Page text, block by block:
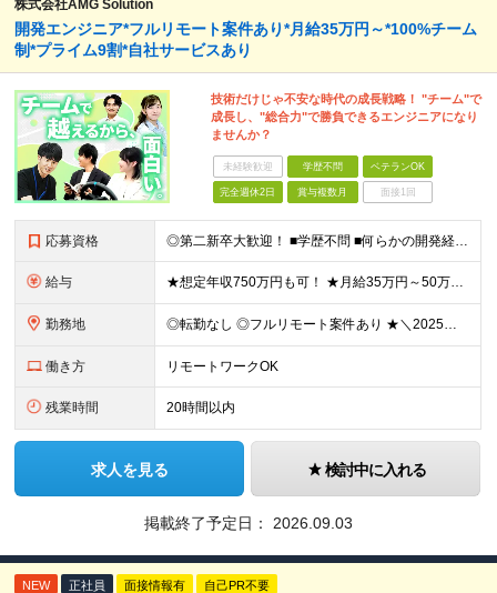
株式会社AMG Solution
開発エンジニア*フルリモート案件あり*月給35万円～*100%チーム
制*プライム9割*自社サービスあり
技術だけじゃ不安な時代の成長戦略！ "チーム"で
成長し、"総合力"で勝負できるエンジニアになり
ませんか？
未経験歓迎 学歴不問 ベテランOK
完全週休2日 賞与複数月 面接1回
応募資格 ◎第二新卒大歓迎！ ■学歴不問 ■何らかの開発経験またはプログラミングや保守・運用のご経験 ※言語や経験年数は不問 ＜こんな方にピッタリです＞ □ 上流のスキルを身につけたい □ 技術以外のスキルを
給与 ★想定年収750万円も可！ ★月給35万円～50万円＋賞与年2回（賞与昨年実績3.2ヶ月）＋各種手当＋住宅手当あり(最大1万5千円) ※経験やスキルを考慮して決定します。 ※上記月給には一律支給の住
勤務地 ◎転勤なし ◎フルリモート案件あり ★＼2025年10月20日にNEWオフィス移転／★ ━━━━━━━━━━━━━━━━━━━━━━ AMG Solutionは、日本橋大伝馬町に移転！ 移転に向けて
働き方 リモートワークOK
残業時間 20時間以内
求人を見る 検討中に入れる
掲載終了予定日： 2026.09.03
NEW 正社員 面接情報有 自己PR不要